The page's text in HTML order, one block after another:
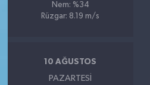
Nem: %34
Rüzgar: 8.19 m/s
10 AĞUSTOS
PAZARTESI